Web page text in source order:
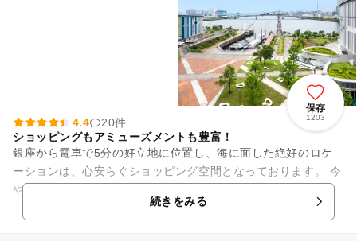
保存
1203
4.4
20件
ショッピングもアミューズメントも豊富！
銀座から電車で5分の好立地に位置し、海に面した絶好のロケ
ーションは、心安らぐショッピング空間となっております。 今
や全国から多くの親子連れが足を運ぶ職業体験スポット「キッ
ザニア東京」や、人気の...続きをみる